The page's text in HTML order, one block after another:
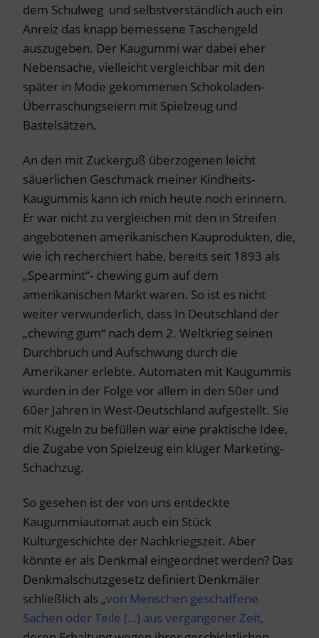
dem Schulweg und selbstverständlich auch ein
Anreiz das knapp bemessene Taschengeld
auszugeben. Der Kaugummi war dabei eher
Nebensache, vielleicht vergleichbar mit den
später in Mode gekommenen Schokoladen-
Überraschungseiern mit Spielzeug und
Bastelsätzen.
An den mit Zuckerguß überzogenen leicht
säuerlichen Geschmack meiner Kindheits-
Kaugummis kann ich mich heute noch erinnern.
Er war nicht zu vergleichen mit den in Streifen
angebotenen amerikanischen Kauprodukten, die,
wie ich recherchiert habe, bereits seit 1893 als
„Spearmint“- chewing gum auf dem
amerikanischen Markt waren. So ist es nicht
weiter verwunderlich, dass In Deutschland der
„chewing gum“ nach dem 2. Weltkrieg seinen
Durchbruch und Aufschwung durch die
Amerikaner erlebte. Automaten mit Kaugummis
wurden in der Folge vor allem in den 50er und
60er Jahren in West-Deutschland aufgestellt. Sie
mit Kugeln zu befüllen war eine praktische Idee,
die Zugabe von Spielzeug ein kluger Marketing-
Schachzug.
So gesehen ist der von uns entdeckte
Kaugummiautomat auch ein Stück
Kulturgeschichte der Nachkriegszeit. Aber
könnte er als Denkmal eingeordnet werden? Das
Denkmalschutzgesetz definiert Denkmäler
schließlich als „von Menschen geschaffene
Sachen oder Teile (…) aus vergangener Zeit,